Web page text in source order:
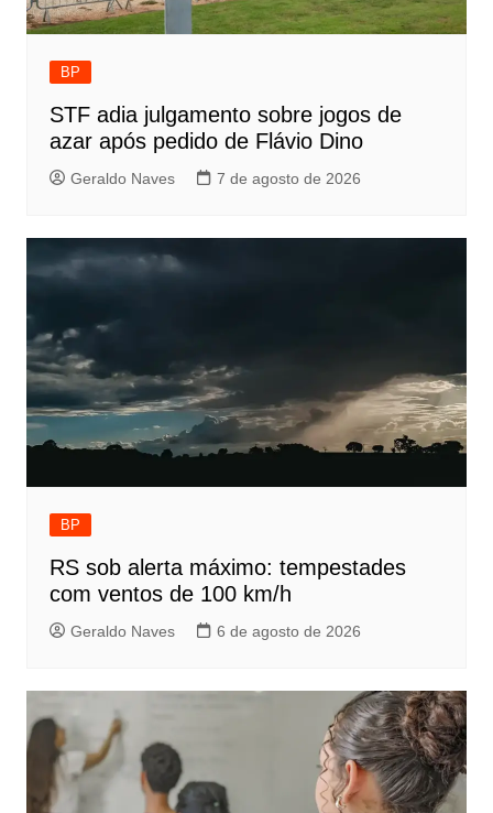
BP
STF adia julgamento sobre jogos de
azar após pedido de Flávio Dino
Geraldo Naves 7 de agosto de 2026
BP
RS sob alerta máximo: tempestades
com ventos de 100 km/h
Geraldo Naves 6 de agosto de 2026